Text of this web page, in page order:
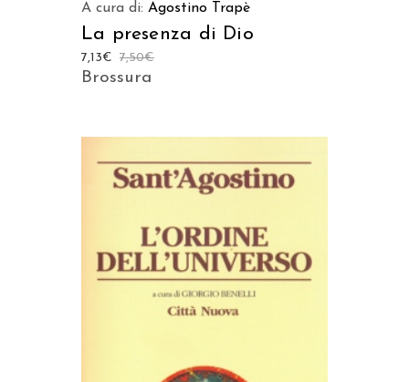
A cura di: Agostino Trapè
La presenza di Dio
7,50€
7,13€
Brossura